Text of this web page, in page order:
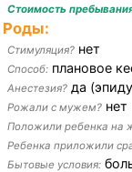
Стоимость
Роды:
Стимуляция? нет
Способ: плановое
Анестезия? да
Рожали с мужем? нет
Положили ребенка на
Ребенка приложили
Бытовые условия: